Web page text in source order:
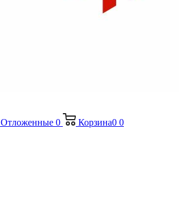
Отложенные 0 Корзина0 0